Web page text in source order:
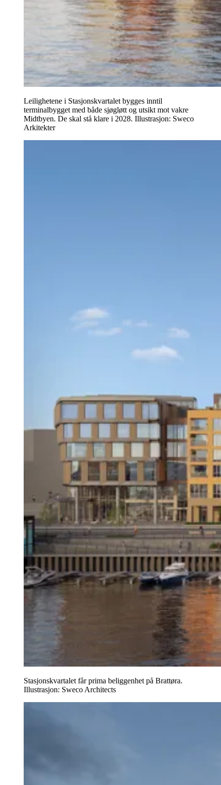
Leilighetene i Stasjonskvartalet bygges inntil
terminalbygget med både sjøgløtt og utsikt mot vakre
Midtbyen. De skal stå klare i 2028. Illustrasjon: Sweco
Arkitekter
Stasjonskvartalet får prima beliggenhet på Brattøra.
Illustrasjon: Sweco Architects